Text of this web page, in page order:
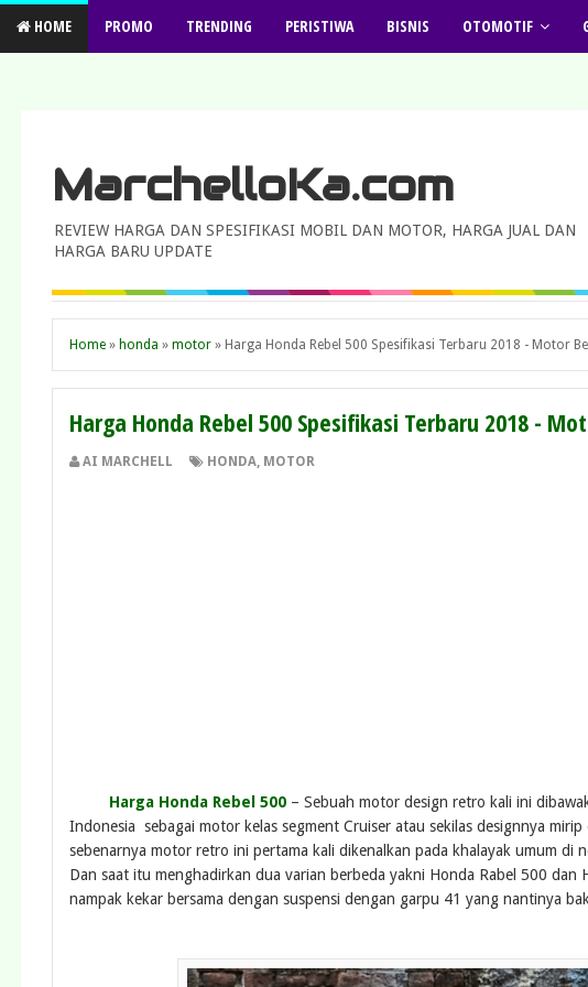
HOME PROMO TRENDING PERISTIWA BISNIS OTOMOTIF
MarchelloKa.com
REVIEW HARGA DAN SPESIFIKASI MOBIL DAN MOTOR, HARGA JUAL DAN
HARGA BARU UPDATE
Home » honda » motor » Harga Honda Rebel 500 Spesifikasi Terbaru 2018 - Motor
Harga Honda Rebel 500 Spesifikasi Terbaru 2018 -
AI MARCHELL HONDA, MOTOR
Harga Honda Rebel 500 – Sebuah motor design retro kali ini
Indonesia sebagai motor kelas segment Cruiser atau sekilas designnya
sebenarnya motor retro ini pertama kali dikenalkan pada khalayak umum di
Dan saat itu menghadirkan dua varian berbeda yakni Honda Rabel 500
nampak kekar bersama dengan suspensi dengan garpu 41 yang nantinya